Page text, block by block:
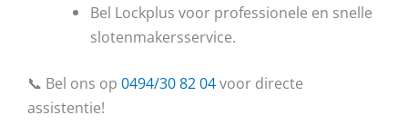
Bel Lockplus voor professionele en snelle
slotenmakersservice.
📞 Bel ons op 0494/30 82 04voor directe
assistentie!